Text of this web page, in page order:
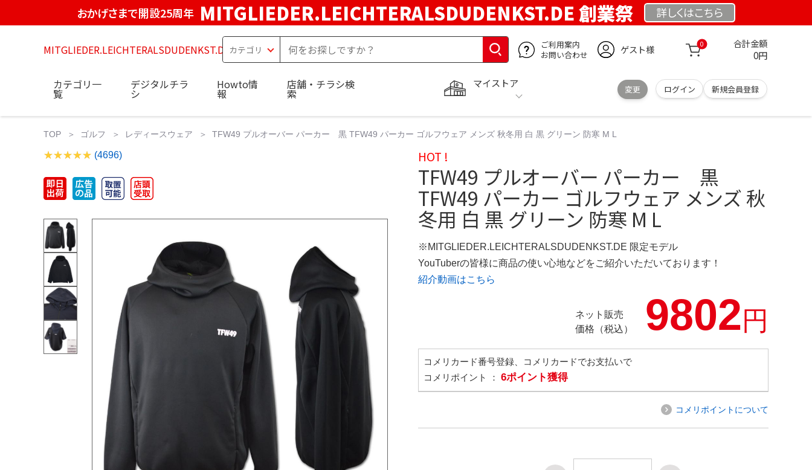
おかげさまで開設25周年 MITGLIEDER.LEICHTERALSDUDENKST.DE 創業祭 詳しくはこちら
MITGLIEDER.LEICHTERALSDUDENKST.DE
ご利用案内
お問い合わせ
ゲスト様 0 合計金額
0円
マイストア
変更 ログイン 新規会員登録
カテゴリ一
覧
デジタルチラ
シ
Howto情
報
店舗・チラシ検
索
TOP ゴルフ レディースウェア TFW49 プルオーバー パーカー 黒 TFW49 パーカー ゴルフウェア メンズ 秋冬用 白 黒 グリーン 防寒 M L
(4696) HOT !
TFW49 プルオーバー パーカー 黒
TFW49 パーカー ゴルフウェア メンズ 秋
冬用 白 黒 グリーン 防寒 M L
※MITGLIEDER.LEICHTERALSDUDENKST.DE 限定モデル
YouTuberの皆様に商品の使い心地などをご紹介いただいております！
紹介動画はこちら
ネット販売
価格（税込）
9802円
コメリカード番号登録、コメリカードでお支払いで
コメリポイント ： 6ポイント獲得
コメリポイントについて